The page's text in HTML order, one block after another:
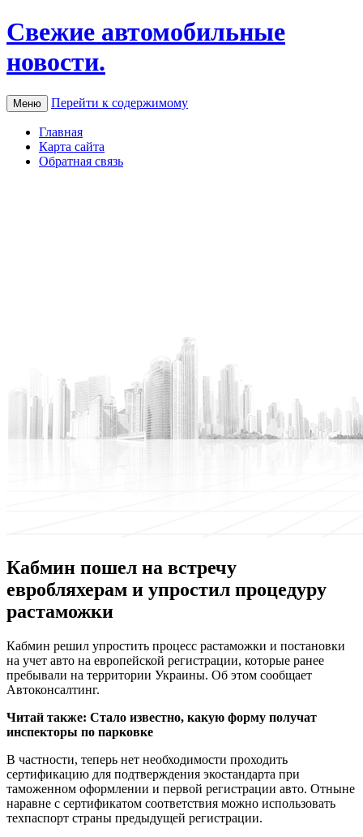
Свежие автомобильные
новости.
Меню Перейти к содержимому
Главная
Карта сайта
Обратная связь
Кабмин пошел на встречу
евробляхерам и упростил процедуру
растаможки
Кaбмин решил упростить процесс растаможки и постановки
на учет авто на европейской регистрации, которые ранее
пребывали на территории Украины. Об этом сообщает
Автоконсалтинг.
Читай также: Стало известно, какую форму получат
инспекторы по парковке
В частности, теперь нет необходимости проходить
сертификацию для подтверждения экостандарта при
таможенном оформлении и первой регистрации авто. Отныне
наравне с сертификатом соответствия можно использовать
техпаспорт страны предыдущей регистрации.